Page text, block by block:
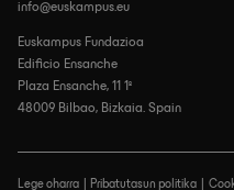
info@euskampus.eu
Euskampus Fundazioa
Edificio Ensanche
Plaza Ensanche, 11 1º
48009 Bilbao, Bizkaia. Spain
Lege oharra Pribatutasun politika